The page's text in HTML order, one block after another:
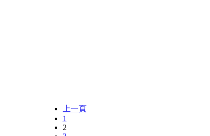
上一頁
1
2